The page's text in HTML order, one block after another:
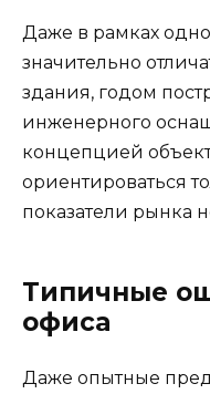
Даже в рамках
значительно
здания, годом
инженерного
концепцией
ориентироваться
показатели рынка
Типичные
офиса
Даже опытные